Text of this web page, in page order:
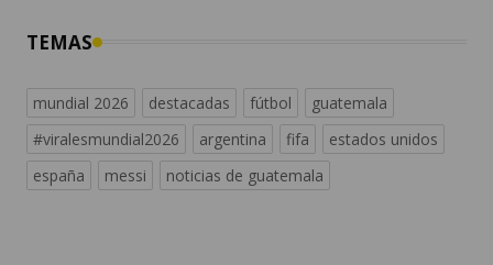
mundial 2026
españa
messi noticias de guatemala